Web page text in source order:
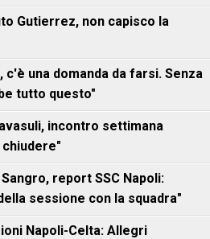
Gutierrez, non capisco la
c'è una domanda da farsi. Senza
tutto questo"
incontro settimana
report SSC Napoli:
sessione con la squadra"
Napoli-Celta: Allegri